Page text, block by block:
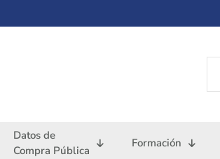
Datos de
Compra Pública
Formación